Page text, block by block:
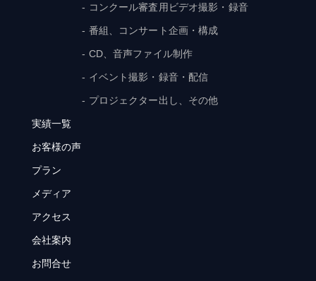
- コンクール審査用ビデオ撮影・録音
- 番組、コンサート企画・構成
- CD、音声ファイル制作
- イベント撮影・録音・配信
- プロジェクター出し、その他
実績一覧
お客様の声
プラン
メディア
アクセス
会社案内
お問合せ